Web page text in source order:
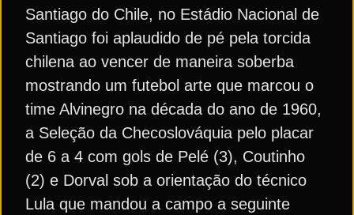
Santiago do Chile, no Estádio Nacional de
Santiago foi aplaudido de pé pela torcida
chilena ao vencer de maneira soberba
mostrando um futebol arte que marcou o
time Alvinegro na década do ano de 1960,
a Seleção da Checoslováquia pelo placar
de 6 a 4 com gols de Pelé (3), Coutinho
(2) e Dorval sob a orientação do técnico
Lula que mandou a campo a seguinte